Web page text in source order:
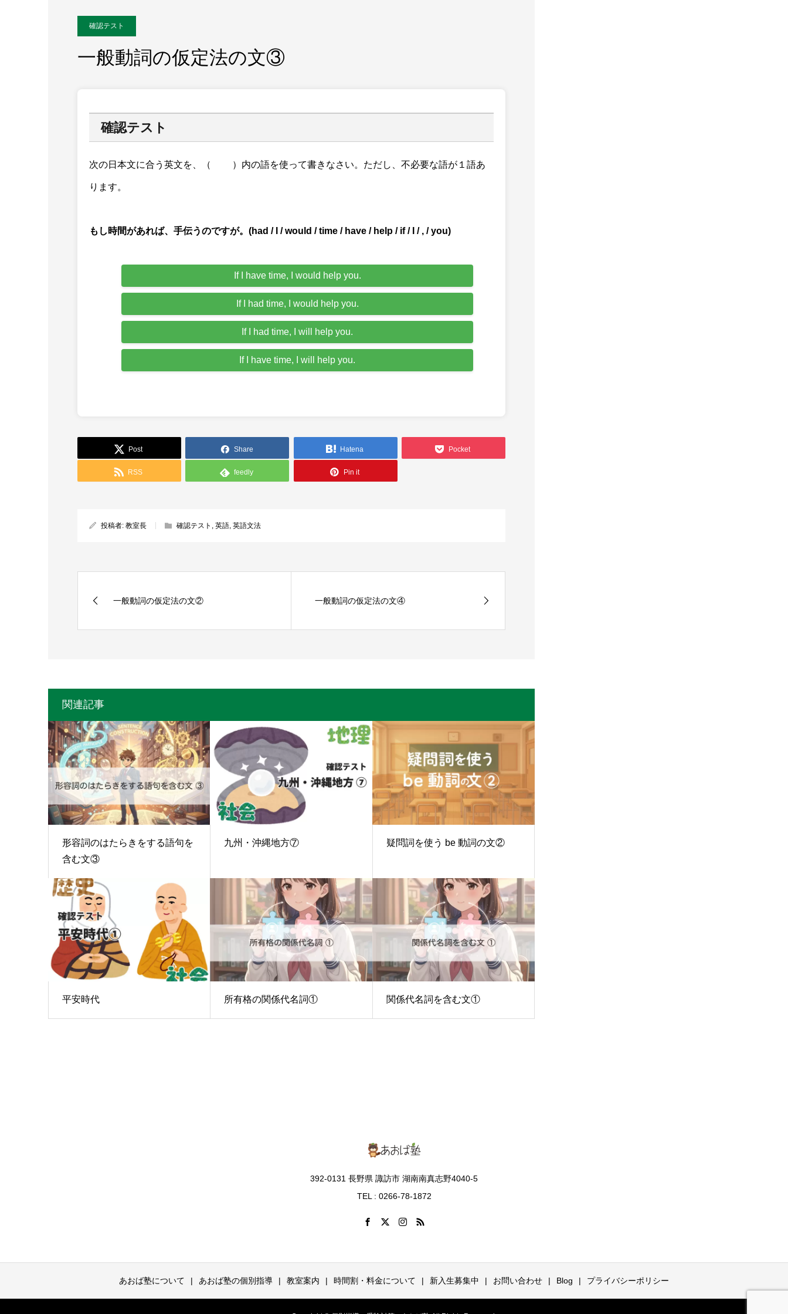
確認テスト
一般動詞の仮定法の文③
確認テスト
次の日本文に合う英文を、（ ）内の語を使って書きなさい。ただし、不必要な語が１語あ
ります。
もし時間があれば、手伝うのですが。(had / I / would / time / have / help / if / I / , / you)
If I have time, I would help you.
If I had time, I would help you.
If I had time, I will help you.
If I have time, I will help you.
Post Share Hatena Pocket
RSS feedly Pin it
投稿者: 教室長 確認テスト , 英語, 英語文法
一般動詞の仮定法の文② 一般動詞の仮定法の文④
関連記事
形容詞のはたらきをする語句を
含む文③
九州・沖縄地方⑦ 疑問詞を使う be 動詞の文②
平安時代 所有格の関係代名詞① 関係代名詞を含む文①
392-0131 長野県 諏訪市 湖南南真志野4040-5
TEL : 0266-78-1872
あおば塾について あおば塾の個別指導 教室案内 時間割・料金について 新入生募集中 お問い合わせ Blog プライバシーポリシー